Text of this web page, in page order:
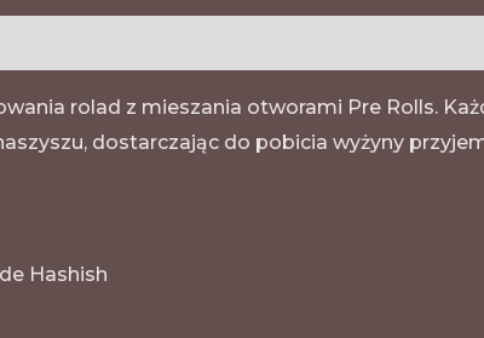
rolad z mieszania otworami Pre Rolls.
dostarczając do pobicia wyżyny
Hashish